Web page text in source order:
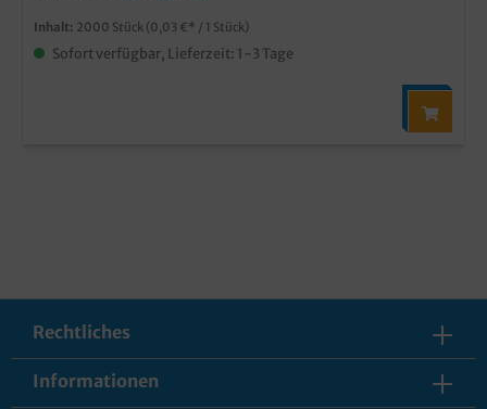
Inhalt: 2000 Stück (0,03 €* / 1 Stück)
Sofort verfügbar, Lieferzeit: 1-3 Tage
Rechtliches
Informationen